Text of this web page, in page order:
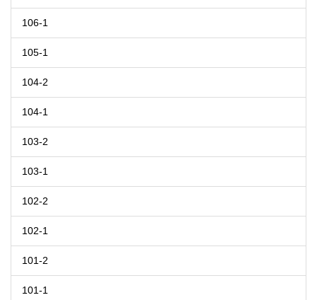
106-1
105-1
104-2
104-1
103-2
103-1
102-2
102-1
101-2
101-1